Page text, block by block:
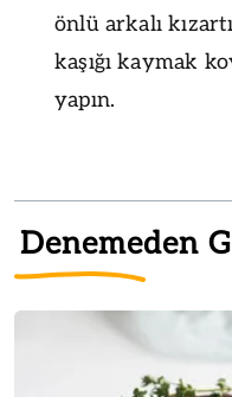
önlü arkalı
kaşığı kaymak
yapın.
Denemeden